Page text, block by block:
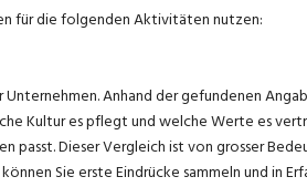
für die folgenden Aktivitäten nutzen:
Anhand der gefundenen
Kultur es pflegt und welche Werte es
passt. Dieser Vergleich ist von grosser
Sie erste Eindrücke sammeln und in